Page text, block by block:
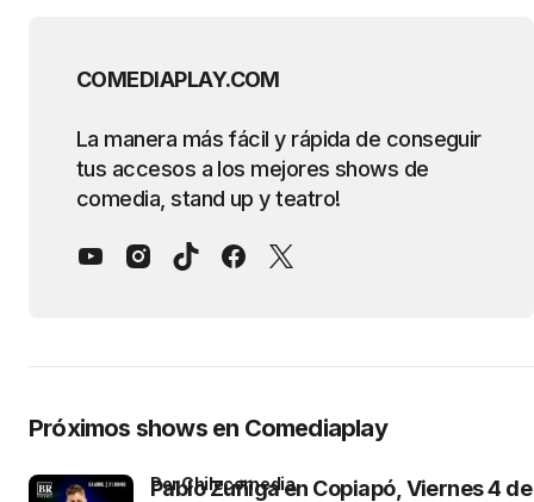
COMEDIAPLAY.COM
La manera más fácil y rápida de conseguir
tus accesos a los mejores shows de
comedia, stand up y teatro!
Próximos shows en Comediaplay
Pablo Zuñiga en Copiapó, Viernes 4 de
por Chilecomedia